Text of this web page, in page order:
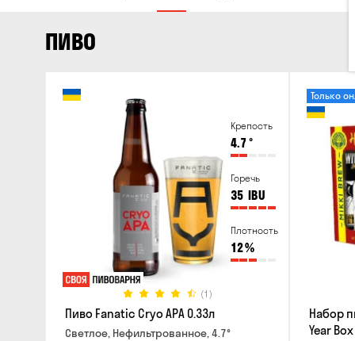
ПИВО
Крепость
4.7°
Горечь
35 IBU
Плотность
12%
(1)
Пиво Fanatic Cryo APA 0.33л
Светлое, Нефильтрованное, 4.7°
Только
Набор
Year